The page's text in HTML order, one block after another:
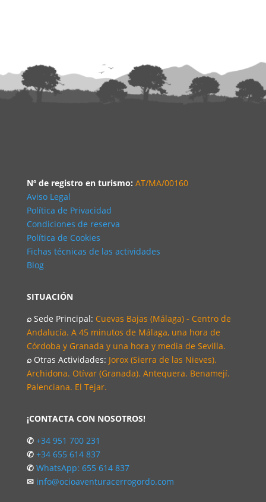
Nº de registro en turismo: AT/MA/00160
Aviso Legal
Política de Privacidad
Condiciones de reserva
Política de Cookies
Fichas técnicas de las actividades
Blog
SITUACIÓN
⌕ Sede Principal: Cuevas Bajas (Málaga) - Centro de
Andalucía. A 45 minutos de Málaga, una hora de
Córdoba y Granada y una hora y media de Sevilla.
⌕ Otras Actividades: Jorox (Sierra de las Nieves).
Archidona. Otívar (Granada). Antequera. Benamejí.
Palenciana. El Tejar.
¡CONTACTA CON NOSOTROS!
✆ +34 951 700 231
✆ +34 655 614 837
✆ WhatsApp: 655 614 837
✉ info@ocioaventuracerrogordo.com